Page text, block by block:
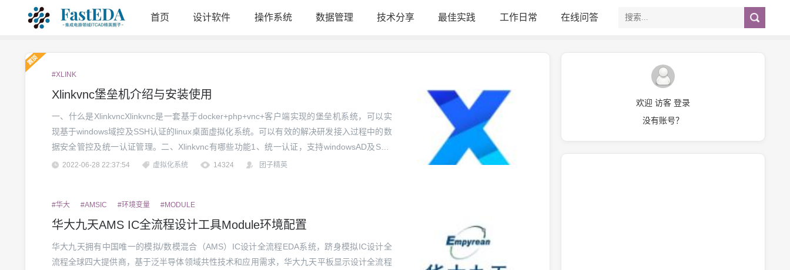
首页 设计软件 操作系统 数据管理 技术分享 最佳实践 工作日常 在线问答
#XLINK
Xlinkvnc堡垒机介绍与安装使用
一、什么是XlinkvncXlinkvnc是一套基于docker+php+vnc+客户端实现的堡垒机系统，可以实
现基于windows域控及SSH认证的linux桌面虚拟化系统。可以有效的解决研发接入过程中的数
据安全管控及统一认证管理。二、Xlinkvnc有哪些功能1、统一认证，支持windowsAD及SSH
认证模式2、快速部署、快速启动及快速重启的功能3、可针对企业研发实现接入管控及远...
2022-06-28 22:37:54 虚拟化系统 14324 团子精英
#华大 #AMSIC #环境变量 #MODULE
华大九天AMS IC全流程设计工具Module环境配置
华大九天拥有中国唯一的模拟/数模混合（AMS）IC设计全流程EDA系统，跻身模拟IC设计全
流程全球四大提供商，基于泛半导体领域共性技术和应用需求，华大九天平板显示设计全流程
欢迎 访客 登录
没有账号？